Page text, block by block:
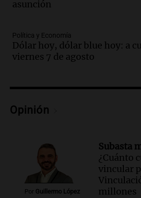
la población del país fue a
buscar ayuda el último
La Argentina, hoy
Santa Fe.
Audio.
José Roccuzzo,
compras de Antonella:
Rosario.
Ahora país
Episodios
asunción
Política y Economía
Dólar hoy, dólar blue hoy: a
viernes 7 de agosto
Opinión
Por Guillermo López
Subasta
¿Cuánto
vincular
millones